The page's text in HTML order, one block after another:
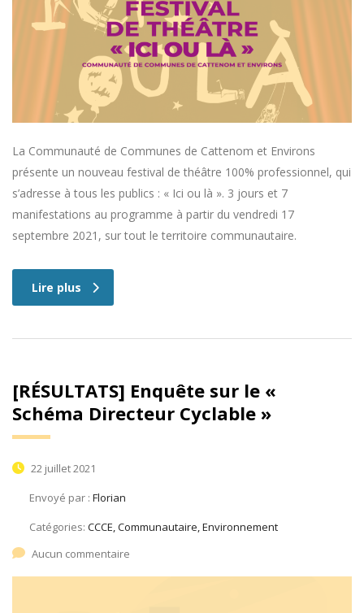
La Communauté de Communes de Cattenom et Environs
présente un nouveau festival de théâtre 100% professionnel, qui
s’adresse à tous les publics : « Ici ou là ». 3 jours et 7
manifestations au programme à partir du vendredi 17
septembre 2021, sur tout le territoire communautaire.
Lire plus
[RÉSULTATS] Enquête sur le «
Schéma Directeur Cyclable »
22 juillet 2021
Envoyé par : Florian
Catégories: CCCE, Communautaire, Environnement
Aucun commentaire